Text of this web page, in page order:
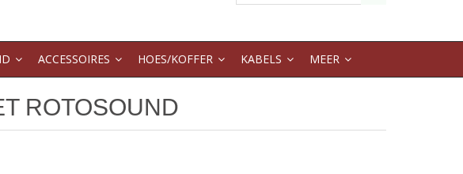
ACCESSOIRES HOES/KOFFER KABELS MEER
ROTOSOUND